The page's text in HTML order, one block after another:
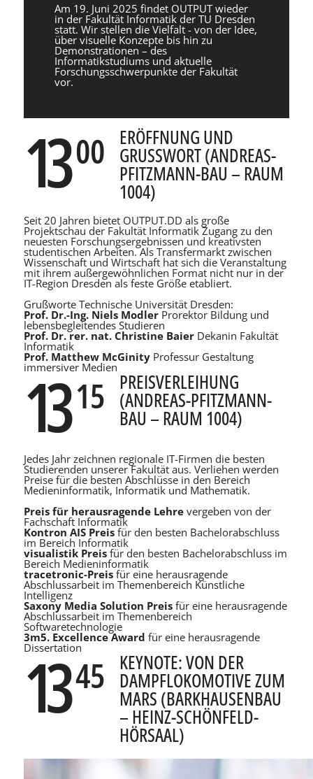
Am 19. Juni 2025 findet OUTPUT wieder
in der Fakultät Informatik der TU Dresden
statt. Wir stellen die Vielfalt - von der Idee,
über visuelle Konzepte bis hin zu
Demonstrationen – des
Informatikstudiums und aktuelle
Forschungsschwerpunkte der Fakultät
vor.
13 00 ERÖFFNUNG UND
GRUSSWORT (ANDREAS-P
FITZMANN-BAU – RAUM 1
004)
Seit 20 Jahren bietet OUTPUT.DD als große
Projektschau der Fakultät Informatik Zugang zu den
neuesten Forschungsergebnissen und kreativsten
studentischen Arbeiten. Als Transfermarkt zwischen
Wissenschaft und Wirtschaft hat sich die Veranstaltung
mit ihrem außergewöhnlichen Format nicht nur in der
IT-Region Dresden als feste Größe etabliert.
Grußworte Technische Universität Dresden:
Prof. Dr.-Ing. Niels ModlerProrektor Bildung und
lebensbeglei­tendes Studieren
Prof. Dr. rer. nat. Christine BaierDekanin Fakultät
Informatik
Prof. Matthew McGinityProfessur Gestaltung
immersiver Medien
13 15 PREISVERLEIHUNG
(ANDREAS-PFITZMANN-
BAU – RAUM 1004)
Jedes Jahr zeichnen regionale IT-Firmen die besten
Studierenden unserer Fakultät aus. Verliehen werden
Preise für die besten Abschlüsse in den Bereich
Medieninformatik, Informatik und Mathematik.
Preis für herausragende Lehre vergeben von der
Fachschaft Informatik
Kontron AIS Preisfür den besten Bachelorabschluss
im Bereich Informatik
visualistik Preisfür den besten Bachelorabschluss im
Bereich Medieninformatik
tracetronic-Preisfür eine herausragende
Abschlussarbeit im Themenbereich Künstliche
Intelligenz
Saxony Media Solution Preisfür eine herausragende
Abschlussarbeit im Themenbereich
Softwaretechnologie
3m5. Excellence Award für eine herausragende
Dissertation
1345 KEYNOTE: VON DER
DAMPFLOKOMOTIVE ZUM
MARS (BARKHAUSENBAU
– HEINZ-SCHÖNFELD-
HÖRSAAL)